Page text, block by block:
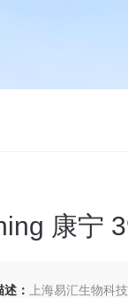
康宁
：
上海易汇生物科